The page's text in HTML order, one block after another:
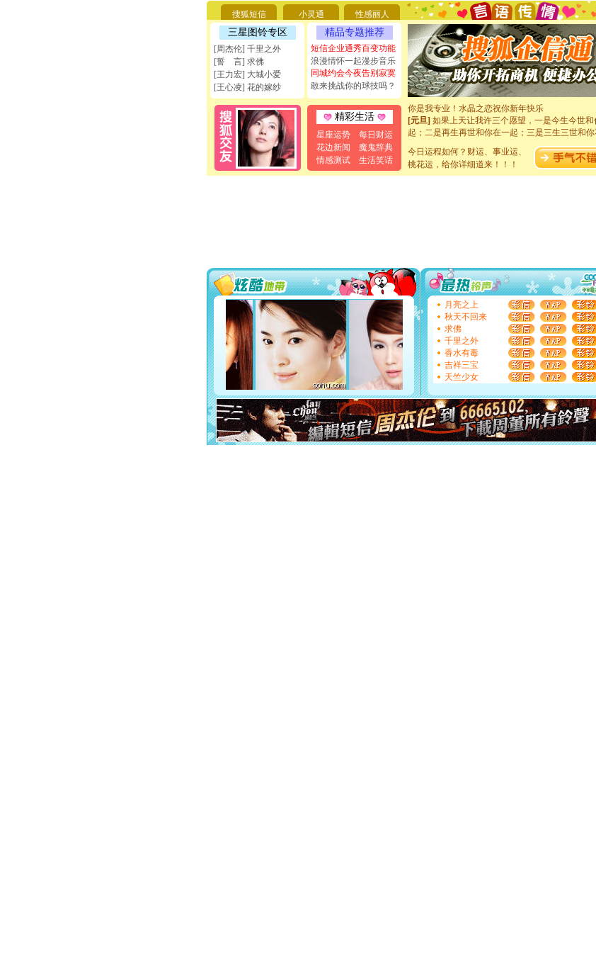
搜狐短信 小灵通 性感丽人
三星图铃专区
[周杰伦] 千里之外
[誓 言] 求佛
[王力宏] 大城小爱
[王心凌] 花的嫁纱
精品专题推荐
短信企业通秀百变功能
浪漫情怀一起漫步音乐
同城约会今夜告别寂寞
敢来挑战你的球技吗？
精彩生活
星座运势
每日财运
花边新闻
魔鬼辞典
情感测试
生活笑话
要平安！千万要知足！千万不要忘记我！
[圣诞节]不只这样的日子才会想起你,而是这样的
能正大光明地骚扰你,告诉你,圣诞要快乐!新年要快
天都要快乐噢!
[圣诞节]奉上一颗祝福的心,在这个特别的日子里,愿
如意,快乐,鲜花,一切美好的祝愿与你同在.圣诞快
[元旦]看到你我会触电；看不到你我要充电；没有
断电。爱你是我职业，想你是我事业，抱你是我特
你是我专业！水晶之恋祝你新年快乐
[元旦]如果上天让我许三个愿望，一是今生今世和
起；二是再生再世和你在一起；三是三生三世和你
离。水晶之恋祝你新年快乐
[元旦]当我狠下心扭头离去那一刻，你在我身后无
泣，这痛楚让我明白我多么爱你。我转身抱住你：
卖了。水晶之恋祝你新年快乐。
你太多，只有给你五千万：千万快乐！千万要健
要平安！千万要知足！千万不要忘记我！
[圣诞节]不只这样的日子才会想起你,而是这样的
能正大光明地骚扰你,告诉你,圣诞要快乐!新年要快
天都要快乐噢!
[圣诞节]奉上一颗祝福的心,在这个特别的日子里,愿
如意,快乐,鲜花,一切美好的祝愿与你同在.圣诞快
[元旦]
看到你我会触电；看不到你我要充电；没有
断电。爱你是我职业，想你是我事业，抱你是我
你是我专业！水晶之恋祝你新年快乐
[元旦]
如果上天让我许三个愿望，一是今生今世
起；二是再生再世和你在一起；三是三生三世和
离。水晶之恋祝你新年快乐
[元旦]当我狠下心扭头离去那一刻，你在我身后无
泣，这痛楚让我明白我多么爱你。我转身抱住你
今日运程如何？财运、事业运、
桃花运，给你详细道来！！！
月亮之上
秋天不回来
求佛
千里之外
香水有毒
吉祥三宝
天竺少女